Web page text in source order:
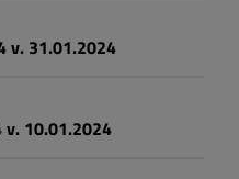
v. 31.01.2024
10.01.2024